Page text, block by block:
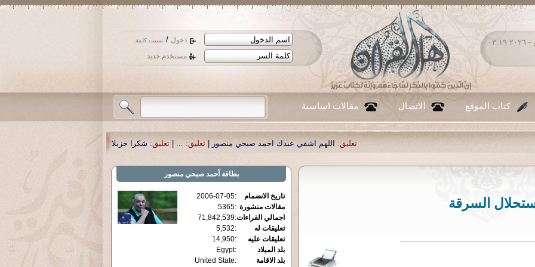
دخول / نسيت كلمة
مستخدم جديد
السبت ٠٨ - أغسطس - ٢٠٢٦ ٠٣:١٩
كتاب الموقع الاتصال مقالات اساسية
اللهم اشفي عبدك احمد صبحي منصور|تعليق: ... تعليق: شكرا جزيلا أستاذ حمد الحمد .أكرمكم الله .
السرقة
بطاقة آحمد صبحي منصور
تاريخ الانضمام :
2006-07-05
مقالات منشورة :
5365
اجمالي القراءات:
71,842,539
تعليقات له
:
5,532
تعليقات عليه
:
14,950
بلد الميلاد
:
Egypt
بلد الاقامة
:
United State